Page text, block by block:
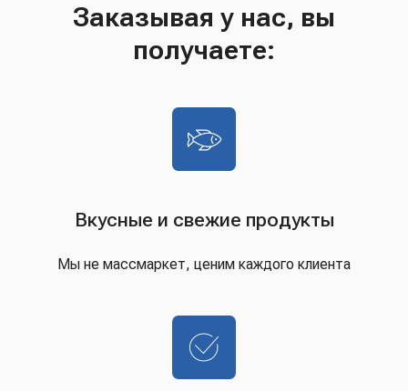
Заказывая у нас, вы
получаете:
Вкусные и свежие продукты
Мы не массмаркет, ценим каждого клиента